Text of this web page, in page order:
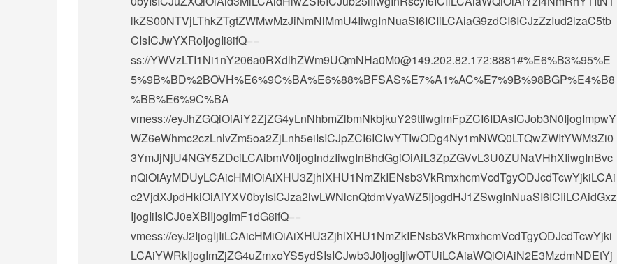
lkZS00NTVjLThkZTgtZWMwMzJiNmNlMmU4IiwgInNuaSI6ICIiLCAiaG9zdCI6ICJzZzIud2lzaC5tb
CIsICJwYXRoIjogIi8ifQ==
ss://YWVzLTI1Ni1nY206a0RXdlhZWm9UQmNHa0M0@149.202.82.172:8881#%E6%B3%95%E
5%9B%BD%2BOVH%E6%9C%BA%E6%88%BFSAS%E7%A1%AC%E7%9B%98BGP%E4%B8
%BB%E6%9C%BA
vmess://eyJhZGQiOiAiY2ZjZG4yLnNhbmZlbmNkbjkuY29tIiwgImFpZCI6IDAsICJob3N0IjogImpwY
WZ6eWhmc2czLnlvZm5oa2ZjLnh5eiIsICJpZCI6ICIwYTIwODg4Ny1mNWQ0LTQwZWItYWM3Zi0
3YmJjNjU4NGY5ZDciLCAibmV0IjogIndzIiwgInBhdGgiOiAiL3ZpZGVvL3U0ZUNaVHhXIiwgInBvc
nQiOiAyMDUyLCAicHMiOiAiXHU3ZjhlXHU1NmZkIENsb3VkRmxhcmVcdTgyODJcdTcwYjkiLCAi
c2VjdXJpdHkiOiAiYXV0byIsICJza2lwLWNlcnQtdmVyaWZ5IjogdHJ1ZSwgInNuaSI6ICIiLCAidGxz
IjogIiIsICJ0eXBlIjogImF1dG8ifQ==
vmess://eyJ2IjogIjIiLCAicHMiOiAiXHU3ZjhlXHU1NmZkIENsb3VkRmxhcmVcdTgyODJcdTcwYjki
LCAiYWRkIjogImZjZG4uZmxoYS5ydSIsICJwb3J0IjogIjIwOTUiLCAiaWQiOiAiN2E3MzdmNDEtYj